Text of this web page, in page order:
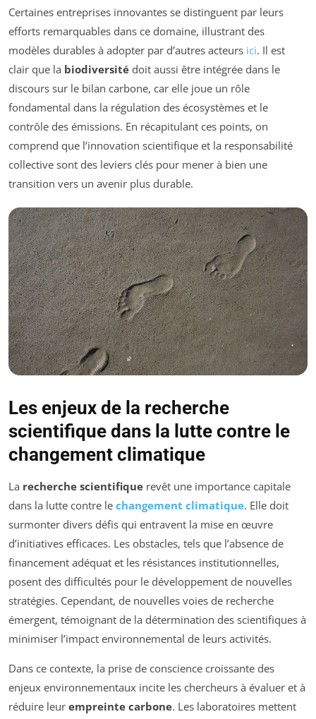
Certaines entreprises innovantes se distinguent par leurs
efforts remarquables dans ce domaine, illustrant des
modèles durables à adopter par d’autres acteurs ici. Il est
clair que la biodiversité doit aussi être intégrée dans le
discours sur le bilan carbone, car elle joue un rôle
fondamental dans la régulation des écosystèmes et le
contrôle des émissions. En récapitulant ces points, on
comprend que l’innovation scientifique et la responsabilité
collective sont des leviers clés pour mener à bien une
transition vers un avenir plus durable.
Les enjeux de la recherche
scientifique dans la lutte contre le
changement climatique
La recherche scientifique revêt une importance capitale
dans la lutte contre le changement climatique. Elle doit
surmonter divers défis qui entravent la mise en œuvre
d’initiatives efficaces. Les obstacles, tels que l’absence de
financement adéquat et les résistances institutionnelles,
posent des difficultés pour le développement de nouvelles
stratégies. Cependant, de nouvelles voies de recherche
émergent, témoignant de la détermination des scientifiques à
minimiser l’impact environnemental de leurs activités.
Dans ce contexte, la prise de conscience croissante des
enjeux environnementaux incite les chercheurs à évaluer et à
réduire leur empreinte carbone. Les laboratoires mettent